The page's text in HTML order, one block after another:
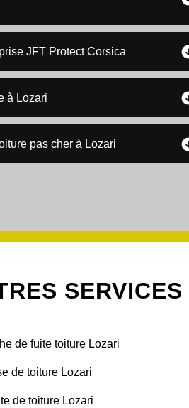
JFT Protect Corsica
à Lozari
pas cher à Lozari
SERVICES
de fuite toiture Lozari
de toiture Lozari
de toiture Lozari